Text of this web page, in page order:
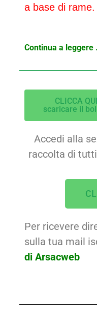
a base di rame.
Continua a
CLICCA
scaricare il
Accedi alla
raccolta di
Per ricevere
sulla tua mail
di Arsacweb